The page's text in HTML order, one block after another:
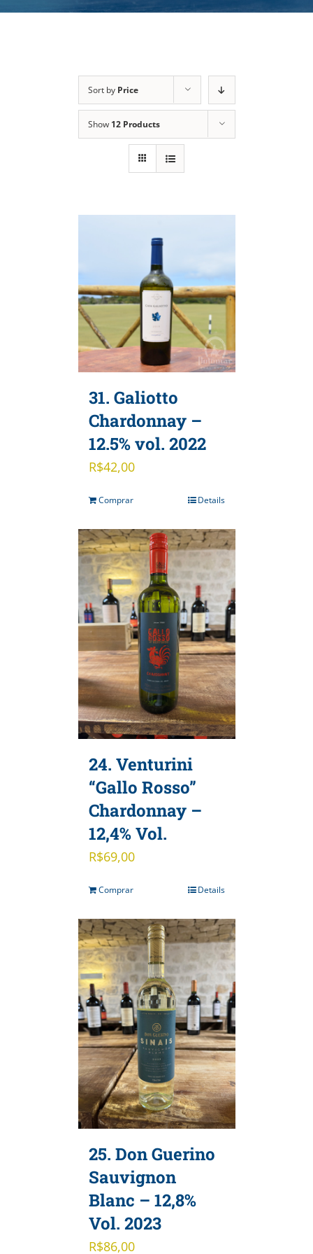
Sort by Price
Show 12 Products
31. Galiotto
Chardonnay –
12.5% vol. 2022
R$42,00
Comprar Details
24. Venturini
“Gallo Rosso”
Chardonnay –
12,4% Vol.
R$69,00
Comprar Details
25. Don Guerino
Sauvignon
Blanc – 12,8%
Vol. 2023
R$86,00